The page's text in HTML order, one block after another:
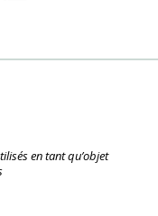
en tant qu’objet